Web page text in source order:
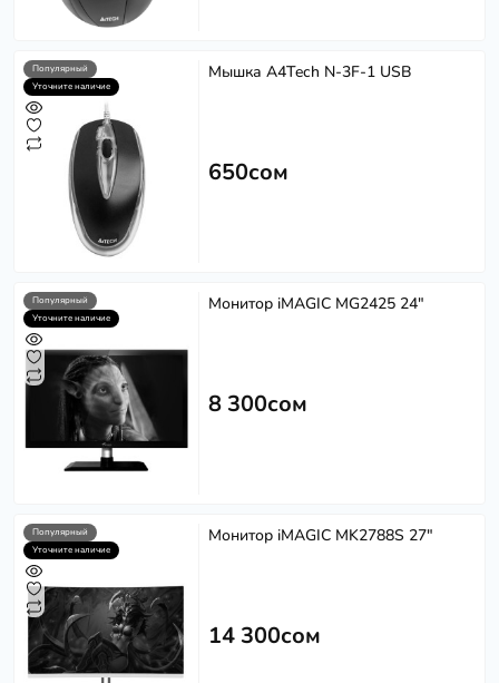
Популярный
Уточните наличие
Мышка A4Tech N-3F-1 USB
650сом
Популярный
Уточните наличие
Монитор iMAGIC MG2425 24"
8 300сом
Популярный
Уточните наличие
Монитор iMAGIC MK2788S 27"
14 300сом